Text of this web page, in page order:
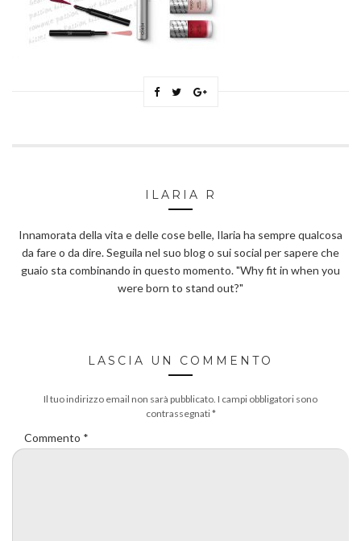
ILARIA R
Innamorata della vita e delle cose belle, Ilaria ha sempre qualcosa
da fare o da dire. Seguila nel suo blog o sui social per sapere che
guaio sta combinando in questo momento. "Why fit in when you
were born to stand out?"
LASCIA UN COMMENTO
Il tuo indirizzo email non sarà pubblicato. I campi obbligatori sono
contrassegnati*
Commento *